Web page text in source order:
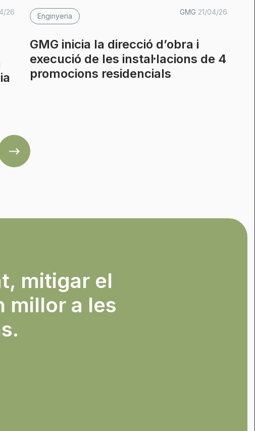
26 Enginyeria GMG 21/04/26
GMG inicia la direcció d’obra i
execució de les instal·lacions de 4
promocions residencials
mitigar el
millor a les